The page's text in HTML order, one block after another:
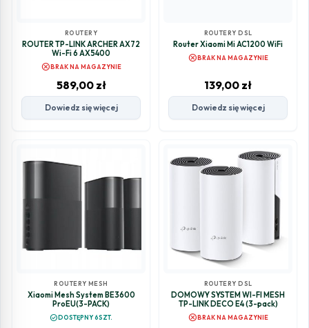
ROUTERY
ROUTER TP-LINK ARCHER AX72
Wi-Fi 6 AX5400
cancelBRAK NA MAGAZYNIE
589,00 zł
Dowiedz się więcej
ROUTERY DSL
Router Xiaomi Mi AC1200 WiFi
cancelBRAK NA MAGAZYNIE
139,00 zł
Dowiedz się więcej
ROUTERY MESH
Xiaomi Mesh System BE3600
ProEU(3-PACK)
check_circleDOSTĘPNY 6SZT.
ROUTERY DSL
DOMOWY SYSTEM WI-FI MESH
TP-LINK DECO E4 (3-pack)
cancelBRAK NA MAGAZYNIE